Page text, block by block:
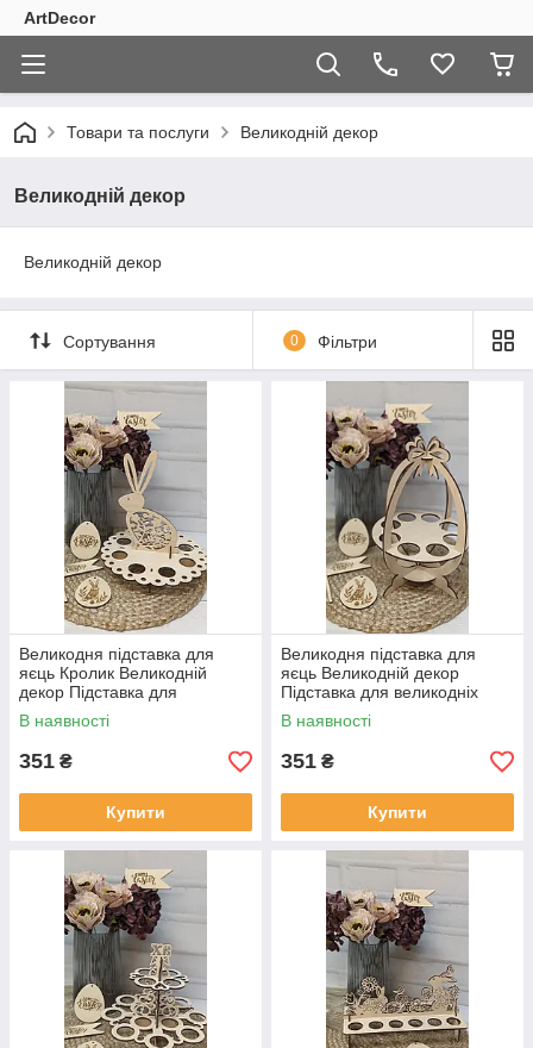
ArtDecor
Товари та послуги Великодній декор
Великодній декор
Великодній декор
Сортування 0 Фільтри
Великодня підставка для
яєць Кролик Великодній
декор Підставка для
великодніх яєць Зайчик Еко
підставка на 8 яєць
В наявності
351 ₴
Купити
Великодня підставка для
яєць Великодній декор
Підставка для великодніх
яєць Еко підставка на 8 яєць
В наявності
351 ₴
Купити